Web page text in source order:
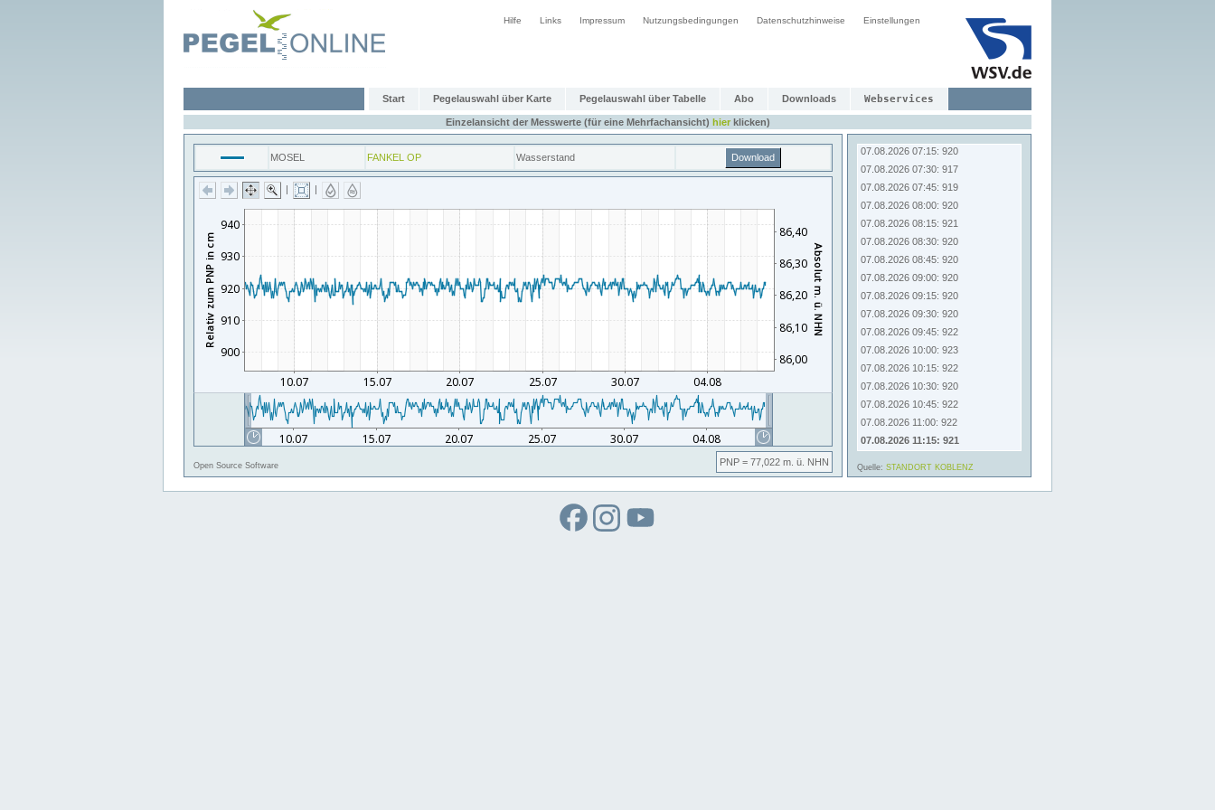
Hilfe Links Impressum Nutzungsbedingungen Datenschutzhinweise Einstellungen
Start Pegelauswahl über Karte Pegelauswahl über Tabelle Abo Downloads Webservices
Einzelansicht der Messwerte (für eine Mehrfachansicht) hierklicken)
MOSEL FANKEL OP Wasserstand Download
| |
Open Source Software PNP = 77,022 m. ü. NHN
07.08.2026 05:30: 921
07.08.2026 06:30: 920
07.08.2026 06:45: 919
07.08.2026 07:00: 919
07.08.2026 07:15: 920
07.08.2026 07:30: 917
07.08.2026 07:45: 919
07.08.2026 08:00: 920
07.08.2026 08:15: 921
07.08.2026 08:30: 920
07.08.2026 08:45: 920
07.08.2026 09:00: 920
07.08.2026 09:15: 920
07.08.2026 09:30: 920
07.08.2026 09:45: 922
07.08.2026 10:00: 923
07.08.2026 10:15: 922
07.08.2026 10:30: 920
07.08.2026 10:45: 922
07.08.2026 11:00: 922
07.08.2026 11:15: 921
Quelle: STANDORT KOBLENZ